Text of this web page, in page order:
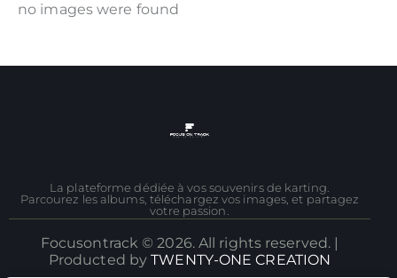
no images were found
La plateforme dédiée à vos souvenirs de karting.
Parcourez les albums, téléchargez vos images, et partagez
votre passion.
Focusontrack © 2026. All rights reserved. |
Producted byTWENTY-ONE CREATION